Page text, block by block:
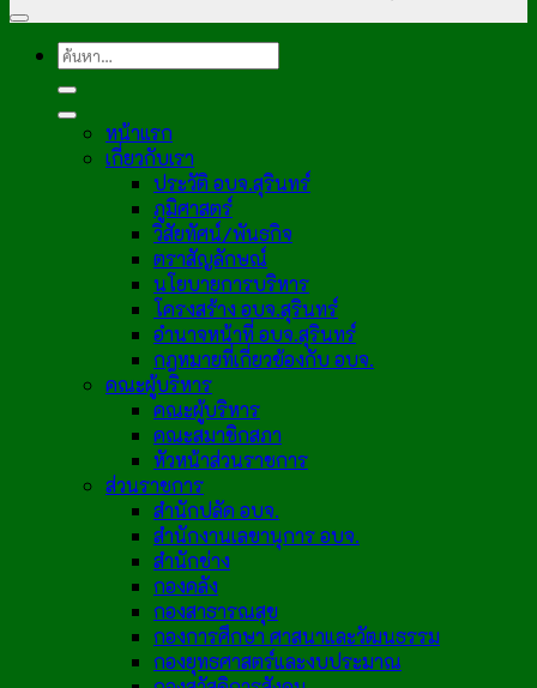
หน้าแรก
เกี่ยวกับเรา
ประวัติ อบจ.สุรินทร์
ภูมิศาสตร์
วิสัยทัศน์/พันธกิจ
ตราสัญลักษณ์
นโยบายการบริหาร
โครงสร้าง อบจ.สุรินทร์
อำนาจหน้าที่ อบจ.สุรินทร์
กฎหมายที่เกี่ยวข้องกับ อบจ.
คณะผู้บริหาร
คณะผู้บริหาร
คณะสมาชิกสภา
หัวหน้าส่วนราชการ
ส่วนราชการ
สำนักปลัด อบจ.
สำนักงานเลขานุการ อบจ.
สำนักช่าง
กองคลัง
กองสาธารณสุข
กองการศึกษา ศาสนาและวัฒนธรรม
กองยุทธศาสตร์และงบประมาณ